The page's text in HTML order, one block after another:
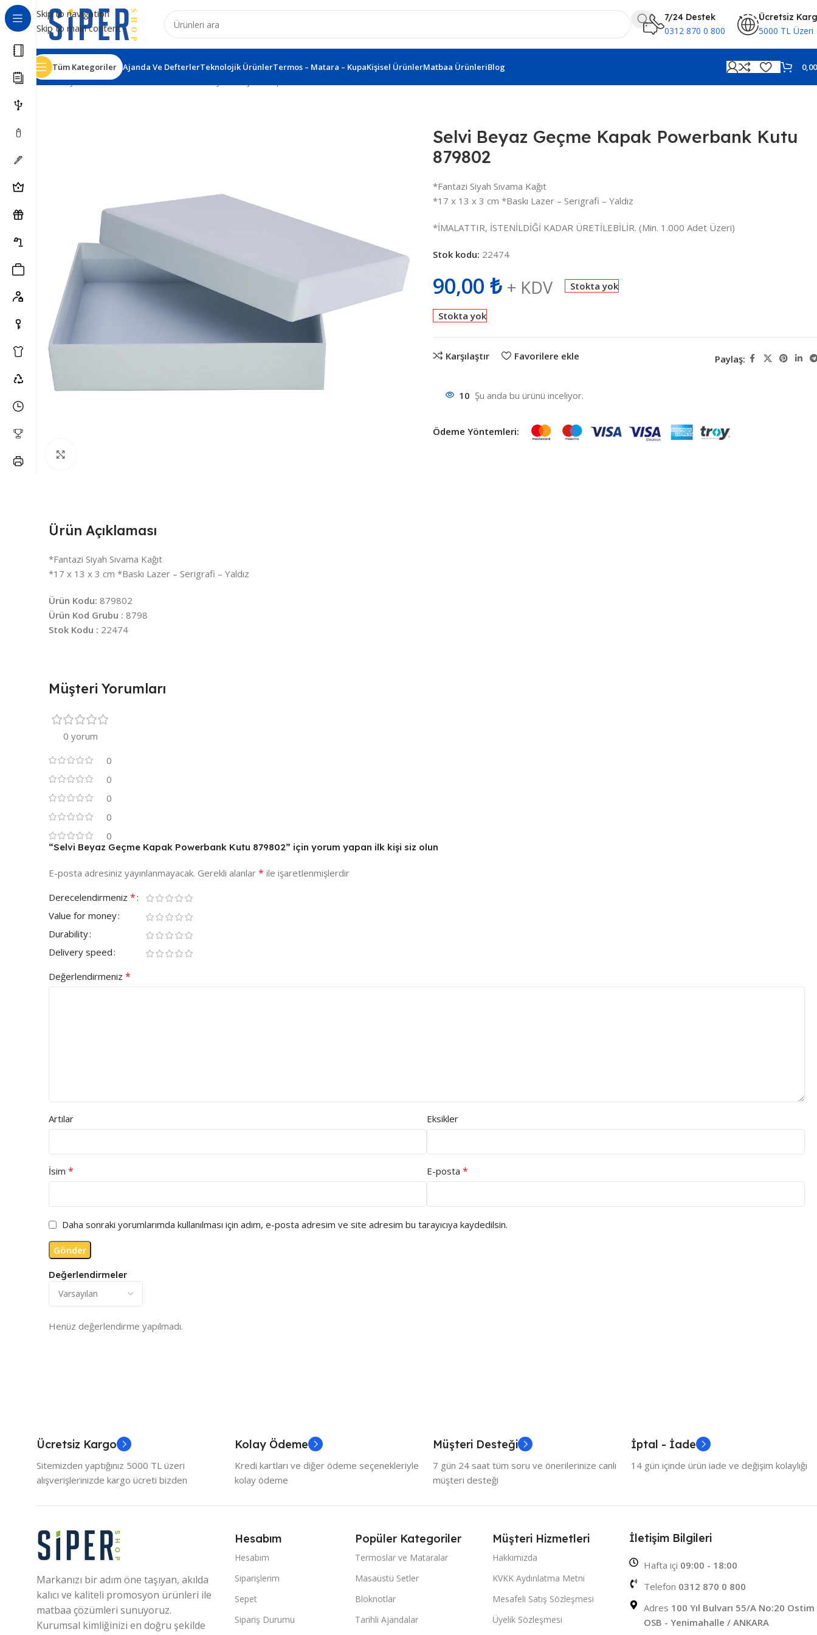
Skip to navigation
Skip to main content
7/24 Destek
0312 870 0 800
Ücretsiz
5000 TL Üzeri
Tüm Kategoriler Ajanda Ve DefterlerTeknolojik ÜrünlerTermos – Matara – KupaKişisel ÜrünlerMatbaa ÜrünleriBlog
Ana Sayfa VIP Setler
Selvi Beyaz Geçme Kapak Powerbank Kutu
879802
*Fantazi Siyah Sıvama Kağıt
*17 x 13 x 3 cm *Baskı Lazer – Serigrafi – Yaldız
*İMALATTIR, İSTENİLDİĞİ KADAR ÜRETİLEBİLİR. (Min. 1.000 Adet Üzeri)
Stok kodu: 22474
90,00 ₺ + KDV Stokta yok
Stokta yok
Karşılaştır Favorilere ekle Paylaş:
10 Şu anda bu ürünü inceliyor.
Ödeme Yöntemleri:
Ürün Açıklaması
*Fantazi Siyah Sıvama Kağıt
*17 x 13 x 3 cm *Baskı Lazer – Serigrafi – Yaldız
Ürün Kodu: 879802
Ürün Kod Grubu : 8798
Stok Kodu : 22474
Müşteri Yorumları
0 yorum
0
0
0
0
0
Değerlendirmeler
Henüz değerlendirme yapılmadı.
“Selvi Beyaz Geçme Kapak Powerbank Kutu 879802” için yorum yapan ilk kişi siz olun
E-posta adresiniz yayınlanmayacak. Gerekli alanlar * ile işaretlenmişlerdir
Derecelendirmeniz *
Value for money
Durability
Delivery speed
Değerlendirmeniz *
Artılar Eksikler
İsim * E-posta *
Daha sonraki yorumlarımda kullanılması için adım, e-posta adresim ve site adresim bu tarayıcıya kaydedilsin.
Ücretsiz Kargo
Sitemizden yaptığınız 5000 TL üzeri
alışverişlerinizde kargo ücreti bizden
Kolay Ödeme
Kredi kartları ve diğer ödeme seçenekleriyle
kolay ödeme
Müşteri Desteği
7 gün 24 saat tüm soru ve önerilerinize canlı
müşteri desteği
İptal - İade
14 gün içinde ürün iade ve değişim kolaylığı
Markanızı bir adım öne taşıyan, akılda
kalıcı ve kaliteli promosyon ürünleri ile
matbaa çözümleri sunuyoruz.
Kurumsal kimliğinizi en doğru şekilde
Hesabım
Hesabım
Siparişlerim
Sepet
Sipariş Durumu
Popüler Kategoriler
Termoslar ve Mataralar
Masaüstü Setler
Bloknotlar
Tarihli Ajandalar
Müşteri Hizmetleri
Hakkımızda
KVKK Aydınlatma Metni
Mesafeli Satış Sözleşmesi
Üyelik Sözleşmesi
İletişim Bilgileri
Hafta içi 09:00 - 18:00
Telefon 0312 870 0 800
Adres 100 Yıl Bulvarı 55/A No:20 Ostim
OSB - Yenimahalle / ANKARA